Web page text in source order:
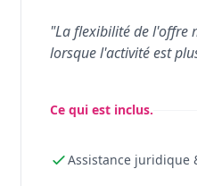
"La flexibilité de l'offre
lorsque l'activité est
Ce qui est inclus.
Assistance juridique